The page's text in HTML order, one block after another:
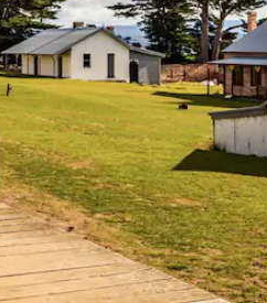
klawiszy strzałek w górę i w